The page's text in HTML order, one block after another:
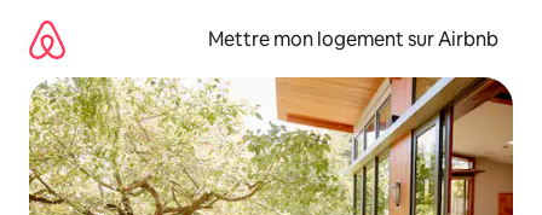
directement
contenu
Mettre mon logement sur Airbnb